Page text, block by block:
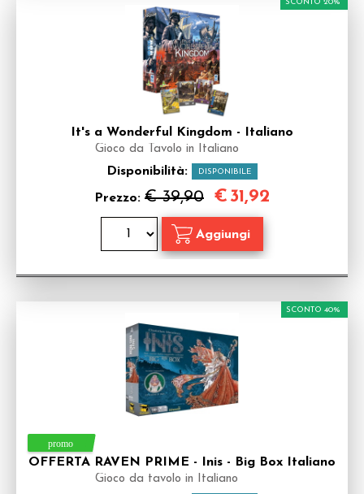
It's a Wonderful Kingdom - Italiano
Gioco da Tavolo in Italiano
Disponibilità: DISPONIBILE
Prezzo: € 39,90
SCONTO 20%
€ 31,92
OFFERTA RAVEN PRIME - Inis - Big Box Italiano
Gioco da tavolo in Italiano
SCONTO 40%